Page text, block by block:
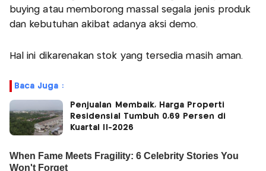
buying atau memborong massal segala jenis produk
dan kebutuhan akibat adanya aksi demo.
Hal ini dikarenakan stok yang tersedia masih aman.
Baca Juga :
Penjualan Membaik, Harga Properti
Residensial Tumbuh 0,69 Persen di
Kuartal II-2026